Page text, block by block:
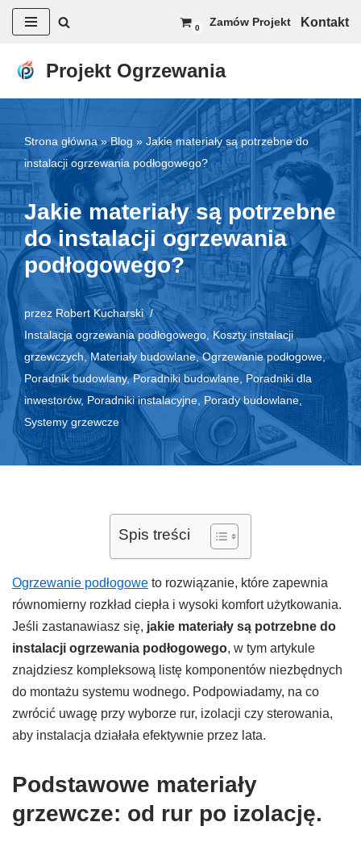
do
0 Zamów Projekt Kontakt
Projekt Ogrzewania
Strona główna»Blog » Jakie materiały są potrzebne do
instalacji ogrzewania podłogowego?
Jakie materiały są potrzebne
do instalacji ogrzewania
podłogowego?
przez Robert Kucharski
Instalacja ogrzewania podłogowego ,Koszty instalacji
grzewczych ,Materiały budowlane,Ogrzewanie podłogowe,
Poradnik budowlany,Poradniki budowlane Poradniki dla
inwestorów, Poradniki instalacyjne Porady budowlane
Systemy grzewcze
Spis treści
Ogrzewanie podłogowe to rozwiązanie, które zapewnia
równomierny rozkład ciepła i wysoki komfort użytkowania.
Jeśli zastanawiasz się, jakie materiały są potrzebne do
instalacji ogrzewania podłogowego, w tym artykule
znajdziesz kompleksową listę komponentów niezbędnych
do montażu systemu wodnego. Podpowiadamy, na co
zwrócić uwagę przy wyborze rur, izolacji czy sterowania,
aby instalacja działała efektywnie przez lata.
Podstawowe materiały
grzewcze: od rur po izolację.